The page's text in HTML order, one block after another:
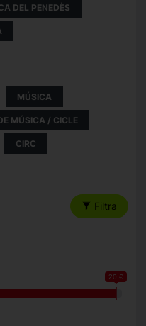
DEL PENEDÈS
MÚSICA
MÚSICA / CICLE
CIRC
Filtra
20 €